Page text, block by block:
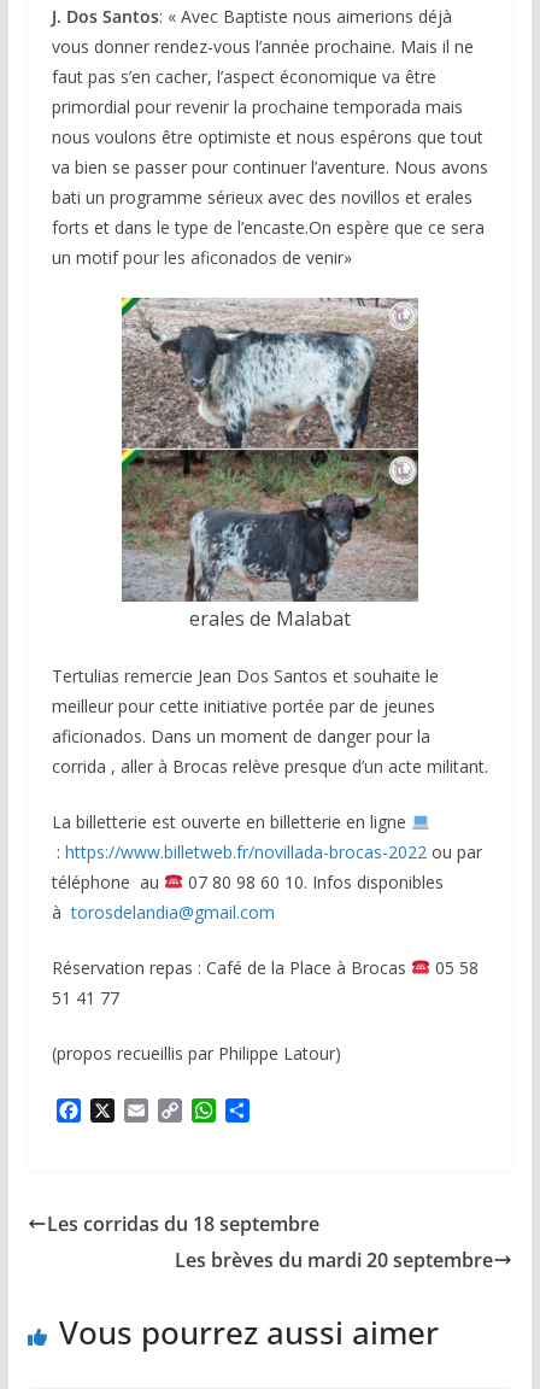
J. Dos Santos: « Avec Baptiste nous aimerions déjà
vous donner rendez-vous l’année prochaine. Mais il ne
faut pas s’en cacher, l’aspect économique va être
primordial pour revenir la prochaine temporada mais
nous voulons être optimiste et nous espérons que tout
va bien se passer pour continuer l’aventure. Nous avons
bati un programme sérieux avec des novillos et erales
forts et dans le type de l’encaste.On espère que ce sera
un motif pour les aficonados de venir»
erales de Malabat
Tertulias remercie Jean Dos Santos et souhaite le
meilleur pour cette initiative portée par de jeunes
aficionados. Dans un moment de danger pour la
corrida , aller à Brocas relève presque d’un acte militant.
La billetterie est ouverte en billetterie en ligne
: https://www.billetweb.fr/novillada-brocas-2022ou par
téléphone au
07 80 98 60 10. Infos disponibles
àtorosdelandia@gmail.com
Réservation repas : Café de la Place à Brocas
05 58
51 41 77
(propos recueillis par Philippe Latour)
o
i
n
W
A
p
g
e
Les corridas du 18 septembre
Les brèves du mardi 20 septembre
Vous pourrez aussi aimer